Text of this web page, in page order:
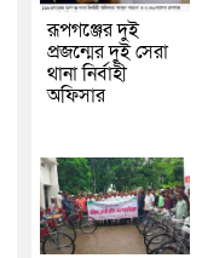
রূপগঞ্জের দুই
প্রজন্মের দুই সেরা
থানা নির্বাহী
অফিসার